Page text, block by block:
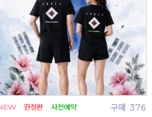
구매 376